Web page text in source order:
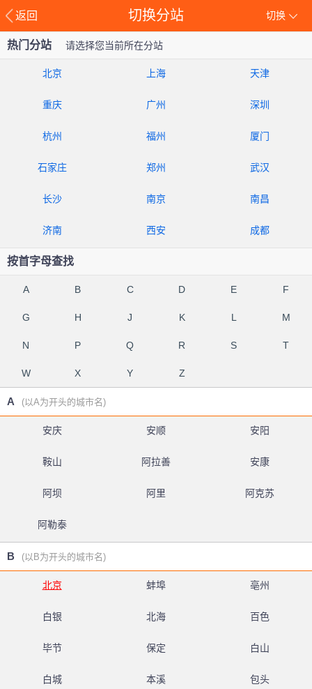
返回 切换
切换分站
热门分站 请选择您当前所在分站
北京 上海 天津
重庆 广州 深圳
杭州 福州 厦门
石家庄 郑州 武汉
长沙 南京 南昌
济南 西安 成都
按首字母查找
A B C D E F
G H J K L M
N P Q R S T
W X Y Z
A (以A为开头的城市名)
安庆 安顺 安阳
鞍山 阿拉善 安康
阿坝 阿里 阿克苏
阿勒泰
B (以B为开头的城市名)
北京 蚌埠 亳州
白银 北海 百色
毕节 保定 白山
白城 本溪 包头